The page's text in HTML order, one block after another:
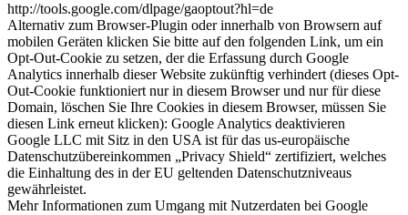
http://tools.google.com/dlpage/gaoptout?hl=de
Alternativ zum Browser-Plugin oder innerhalb von Browsern auf
mobilen Geräten klicken Sie bitte auf den folgenden Link, um ein
Opt-Out-Cookie zu setzen, der die Erfassung durch Google
Analytics innerhalb dieser Website zukünftig verhindert (dieses Opt-
Out-Cookie funktioniert nur in diesem Browser und nur für diese
Domain, löschen Sie Ihre Cookies in diesem Browser, müssen Sie
diesen Link erneut klicken): Google Analytics deaktivieren
Google LLC mit Sitz in den USA ist für das us-europäische
Datenschutzübereinkommen „Privacy Shield“ zertifiziert, welches
die Einhaltung des in der EU geltenden Datenschutzniveaus
gewährleistet.
Mehr Informationen zum Umgang mit Nutzerdaten bei Google